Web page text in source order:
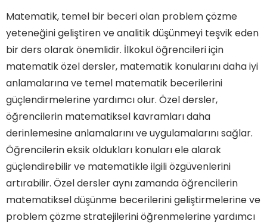
Matematik, temel bir beceri olan problem çözme
yeteneğini geliştiren ve analitik düşünmeyi teşvik eden
bir ders olarak önemlidir. İlkokul öğrencileri için
matematik özel dersler, matematik konularını daha iyi
anlamalarına ve temel matematik becerilerini
güçlendirmelerine yardımcı olur. Özel dersler,
öğrencilerin matematiksel kavramları daha
derinlemesine anlamalarını ve uygulamalarını sağlar.
Öğrencilerin eksik oldukları konuları ele alarak
güçlendirebilir ve matematikle ilgili özgüvenlerini
artırabilir. Özel dersler aynı zamanda öğrencilerin
matematiksel düşünme becerilerini geliştirmelerine ve
problem çözme stratejilerini öğrenmelerine yardımcı